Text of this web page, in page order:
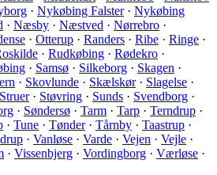
· Nykøbing Falster· Nykøbing
· Næsby · Næstved · Nørrebro ·
· Otterup · Randers · Ribe · Ringe ·
· Rudkøbing · Rødekro ·
· Samsø · Silkeborg · Skagen ·
· Skovlunde · Skælskør· Slagelse ·
Struer· Støvring · Sunds · Svendborg ·
· Søndersø · Tarm · Tarp · Terndrup ·
· Tune · Tønder· Tårnby · Taastrup ·
· Vanløse · Varde · Vejen · Vejle ·
· Vissenbjerg · Vordingborg · Værløse ·